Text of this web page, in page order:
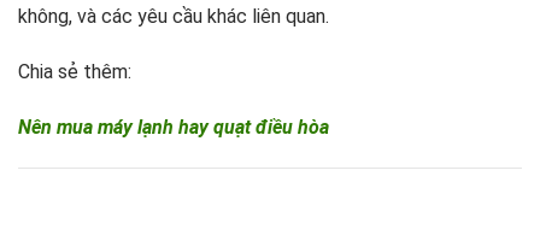
không, và các yêu cầu khác liên quan.
Chia sẻ thêm:
Nên mua máy lạnh hay quạt điều hòa